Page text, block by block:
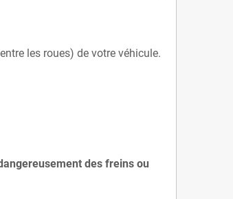
les roues) de votre véhicule.
des freins ou